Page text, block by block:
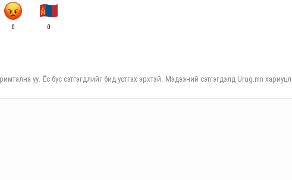
0 0
уу. Ёс бус сэтгэгдлийг бид устгах эрхтэй. Мэдээний сэтгэгдэлд Urug.mn